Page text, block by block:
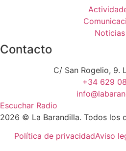
Noticias
Contacto
C/ San Rogelio, 9.
+34 629
Escuchar Radio
2026 © La Barandilla. Todos los
Política de privacidadAviso